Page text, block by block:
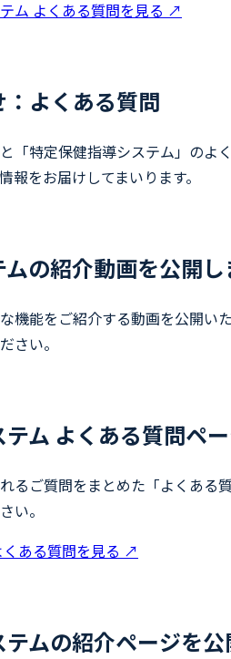
ム よくある質問を見る ↗
よくある質問
と「特定保健指導システム」の
報をお届けしてまいります。
の紹介動画を公開し
機能をご紹介する動画を公開い
さい。
ム よくある質問ペ
るご質問をまとめた「よくある
い。
ある質問を見る ↗
ムの紹介ページを